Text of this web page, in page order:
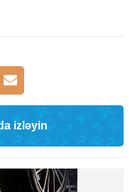
izləyin